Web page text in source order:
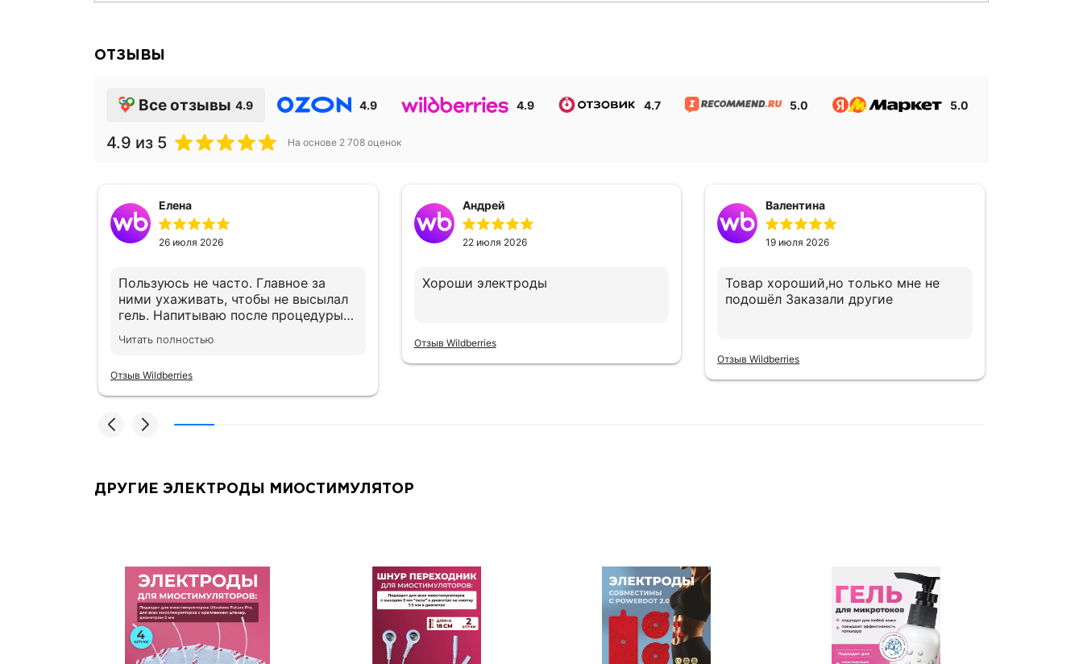
ОТЗЫВЫ
Все отзывы 4.9 4.9 4.9 4.7 5.0 5.0
4.9 из 5 На основе 2 708 оценок
Елена
26 июля 2026
Пользуюсь не часто. Главное за
ними ухаживать, чтобы не высылал
гель. Напитываю после процедуры
предварительно до и после
салфеткой. 2 года им, все ещё
хорошо липнут
Читать полностью
Отзыв Wildberries
Андрей
22 июля 2026
Хороши электроды
Отзыв Wildberries
Валентина
19 июля 2026
Товар хороший,но только мне не
подошёл Заказали другие
Отзыв Wildberries
ДРУГИЕ ЭЛЕКТРОДЫ МИОСТИМУЛЯТОР